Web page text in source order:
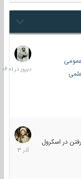
دیروز
در
06:01
در اسکرول
7
آذر
1403